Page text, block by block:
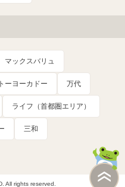
マックスバリュ
ーヨーカドー 万代
ライフ（首都圏エリア）
三和
All rights reserved.